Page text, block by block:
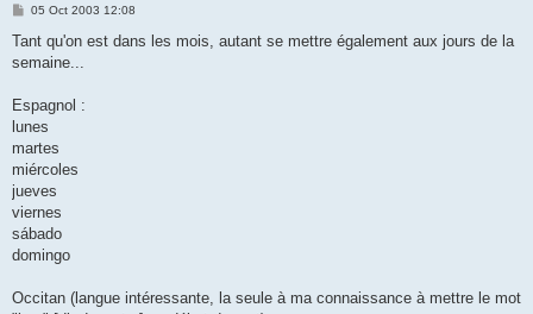
P
s
05 Oct 2003 12:08
Tant qu'on est dans les mois, autant se mettre également aux jours de la
semaine...
Espagnol :
lunes
martes
miércoles
jueves
viernes
sábado
domingo
Occitan (langue intéressante, la seule à ma connaissance à mettre le mot